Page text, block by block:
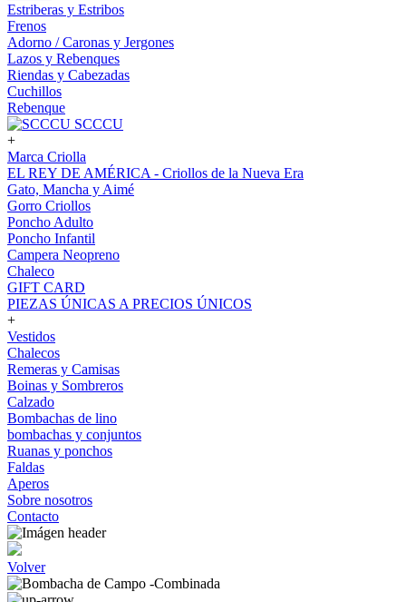
Estriberas y Estribos
Frenos
Adorno / Caronas y Jergones
Lazos y Rebenques
Riendas y Cabezadas
Cuchillos
Rebenque
SCCCU
+
Marca Criolla
EL REY DE AMÉRICA - Criollos de la Nueva Era
Gato, Mancha y Aimé
Gorro Criollos
Poncho Adulto
Poncho Infantil
Campera Neopreno
Chaleco
GIFT CARD
PIEZAS ÚNICAS A PRECIOS ÚNICOS
+
Vestidos
Chalecos
Remeras y Camisas
Boinas y Sombreros
Calzado
Bombachas de lino
bombachas y conjuntos
Ruanas y ponchos
Faldas
Aperos
Sobre nosotros
Contacto
Volver